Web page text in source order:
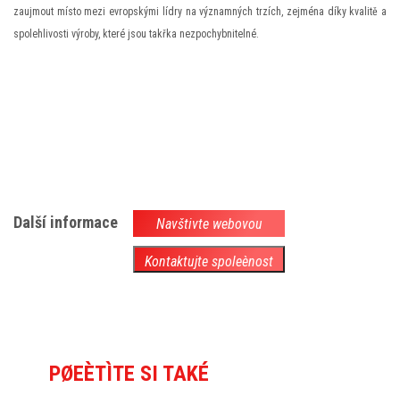
zaujmout místo mezi evropskými lídry na významných trzích, zejména díky kvalitě a
spolehlivosti výroby, které jsou takřka nezpochybnitelné.
Další informace Navštivte webovou
Kontaktujte spoleènost
PØEÈTÌTE SI TAKÉ